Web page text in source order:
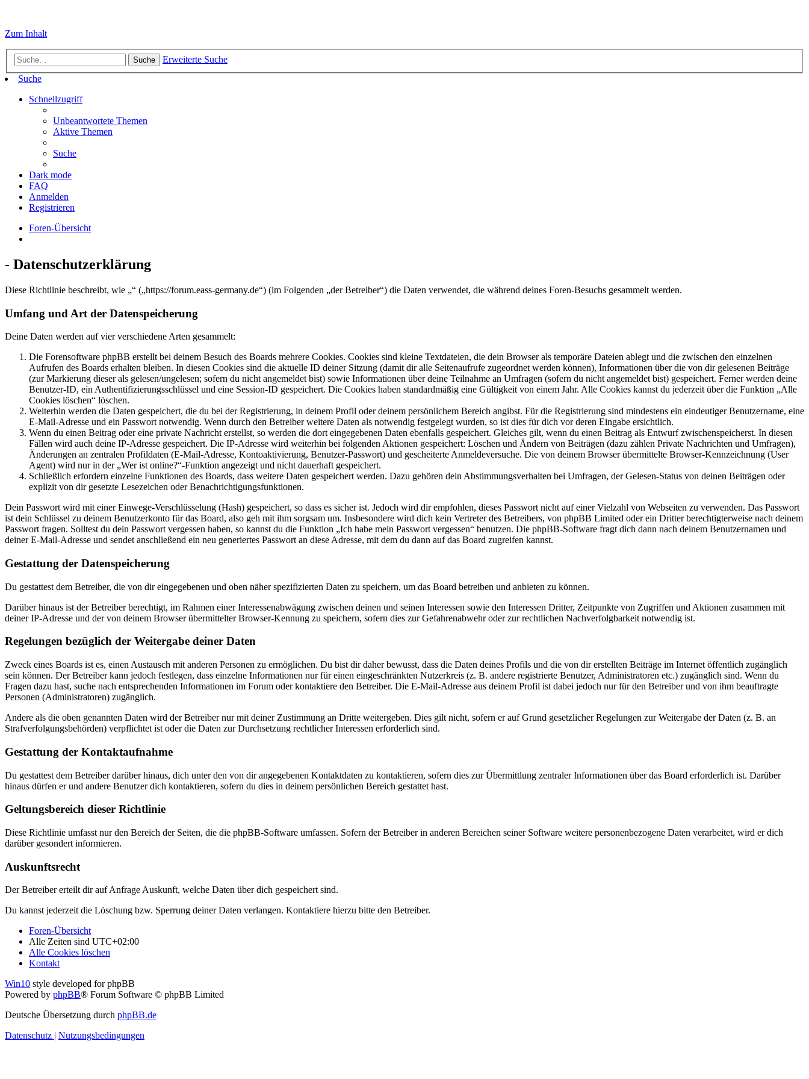
Zum Inhalt
Suche
Erweiterte Suche
Suche
Schnellzugriff
Unbeantwortete Themen
Aktive Themen
Suche
Dark mode
FAQ
Anmelden
Registrieren
Foren-Übersicht
- Datenschutzerklärung
Diese Richtlinie beschreibt, wie „“ („https://forum.eass-germany.de“) (im Folgenden „der Betreiber“) die Daten verwendet, die während deines Foren-Besuchs gesammelt werden.
Umfang und Art der Datenspeicherung
Deine Daten werden auf vier verschiedene Arten gesammelt:
Die Forensoftware phpBB erstellt bei deinem Besuch des Boards mehrere Cookies. Cookies sind kleine Textdateien, die dein Browser als temporäre Dateien ablegt und die zwischen den einzelnen
Aufrufen des Boards erhalten bleiben. In diesen Cookies sind die aktuelle ID deiner Sitzung (damit dir alle Seitenaufrufe zugeordnet werden können), Informationen über die von dir gelesenen Beiträge
(zur Markierung dieser als gelesen/ungelesen; sofern du nicht angemeldet bist) sowie Informationen über deine Teilnahme an Umfragen (sofern du nicht angemeldet bist) gespeichert. Ferner werden deine
Benutzer-ID, ein Authentifizierungsschlüssel und eine Session-ID gespeichert. Die Cookies haben standardmäßig eine Gültigkeit von einem Jahr. Alle Cookies kannst du jederzeit über die Funktion „Alle
Cookies löschen“ löschen.
Weiterhin werden die Daten gespeichert, die du bei der Registrierung, in deinem Profil oder deinem persönlichem Bereich angibst. Für die Registrierung sind mindestens ein eindeutiger Benutzername, eine
E-Mail-Adresse und ein Passwort notwendig. Wenn durch den Betreiber weitere Daten als notwendig festgelegt wurden, so ist dies für dich vor deren Eingabe ersichtlich.
Wenn du einen Beitrag oder eine private Nachricht erstellst, so werden die dort eingegebenen Daten ebenfalls gespeichert. Gleiches gilt, wenn du einen Beitrag als Entwurf zwischenspeicherst. In diesen
Fällen wird auch deine IP-Adresse gespeichert. Die IP-Adresse wird weiterhin bei folgenden Aktionen gespeichert: Löschen und Ändern von Beiträgen (dazu zählen Private Nachrichten und Umfragen),
Änderungen an zentralen Profildaten (E-Mail-Adresse, Kontoaktivierung, Benutzer-Passwort) und gescheiterte Anmeldeversuche. Die von deinem Browser übermittelte Browser-Kennzeichnung (User
Agent) wird nur in der „Wer ist online?“-Funktion angezeigt und nicht dauerhaft gespeichert.
Schließlich erfordern einzelne Funktionen des Boards, dass weitere Daten gespeichert werden. Dazu gehören dein Abstimmungsverhalten bei Umfragen, der Gelesen-Status von deinen Beiträgen oder
explizit von dir gesetzte Lesezeichen oder Benachrichtigungsfunktionen.
Dein Passwort wird mit einer Einwege-Verschlüsselung (Hash) gespeichert, so dass es sicher ist. Jedoch wird dir empfohlen, dieses Passwort nicht auf einer Vielzahl von Webseiten zu verwenden. Das Passwort
ist dein Schlüssel zu deinem Benutzerkonto für das Board, also geh mit ihm sorgsam um. Insbesondere wird dich kein Vertreter des Betreibers, von phpBB Limited oder ein Dritter berechtigterweise nach deinem
Passwort fragen. Solltest du dein Passwort vergessen haben, so kannst du die Funktion „Ich habe mein Passwort vergessen“ benutzen. Die phpBB-Software fragt dich dann nach deinem Benutzernamen und
deiner E-Mail-Adresse und sendet anschließend ein neu generiertes Passwort an diese Adresse, mit dem du dann auf das Board zugreifen kannst.
Gestattung der Datenspeicherung
Du gestattest dem Betreiber, die von dir eingegebenen und oben näher spezifizierten Daten zu speichern, um das Board betreiben und anbieten zu können.
Darüber hinaus ist der Betreiber berechtigt, im Rahmen einer Interessenabwägung zwischen deinen und seinen Interessen sowie den Interessen Dritter, Zeitpunkte von Zugriffen und Aktionen zusammen mit
deiner IP-Adresse und der von deinem Browser übermittelter Browser-Kennung zu speichern, sofern dies zur Gefahrenabwehr oder zur rechtlichen Nachverfolgbarkeit notwendig ist.
Regelungen bezüglich der Weitergabe deiner Daten
Zweck eines Boards ist es, einen Austausch mit anderen Personen zu ermöglichen. Du bist dir daher bewusst, dass die Daten deines Profils und die von dir erstellten Beiträge im Internet öffentlich zugänglich
sein können. Der Betreiber kann jedoch festlegen, dass einzelne Informationen nur für einen eingeschränkten Nutzerkreis (z. B. andere registrierte Benutzer, Administratoren etc.) zugänglich sind. Wenn du
Fragen dazu hast, suche nach entsprechenden Informationen im Forum oder kontaktiere den Betreiber. Die E-Mail-Adresse aus deinem Profil ist dabei jedoch nur für den Betreiber und von ihm beauftragte
Personen (Administratoren) zugänglich.
Andere als die oben genannten Daten wird der Betreiber nur mit deiner Zustimmung an Dritte weitergeben. Dies gilt nicht, sofern er auf Grund gesetzlicher Regelungen zur Weitergabe der Daten (z. B. an
Strafverfolgungsbehörden) verpflichtet ist oder die Daten zur Durchsetzung rechtlicher Interessen erforderlich sind.
Gestattung der Kontaktaufnahme
Du gestattest dem Betreiber darüber hinaus, dich unter den von dir angegebenen Kontaktdaten zu kontaktieren, sofern dies zur Übermittlung zentraler Informationen über das Board erforderlich ist. Darüber
hinaus dürfen er und andere Benutzer dich kontaktieren, sofern du dies in deinem persönlichen Bereich gestattet hast.
Geltungsbereich dieser Richtlinie
Diese Richtlinie umfasst nur den Bereich der Seiten, die die phpBB-Software umfassen. Sofern der Betreiber in anderen Bereichen seiner Software weitere personenbezogene Daten verarbeitet, wird er dich
darüber gesondert informieren.
Auskunftsrecht
Der Betreiber erteilt dir auf Anfrage Auskunft, welche Daten über dich gespeichert sind.
Du kannst jederzeit die Löschung bzw. Sperrung deiner Daten verlangen. Kontaktiere hierzu bitte den Betreiber.
Foren-Übersicht
Alle Zeiten sind UTC+02:00
Alle Cookies löschen
Kontakt
Win10 style developed for phpBB
Powered by phpBB® Forum Software © phpBB Limited
Deutsche Übersetzung durch phpBB.de
Datenschutz
Nutzungsbedingungen